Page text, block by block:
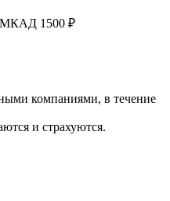
МКАД 1500 ₽
компаниями, в течение
и страхуются.